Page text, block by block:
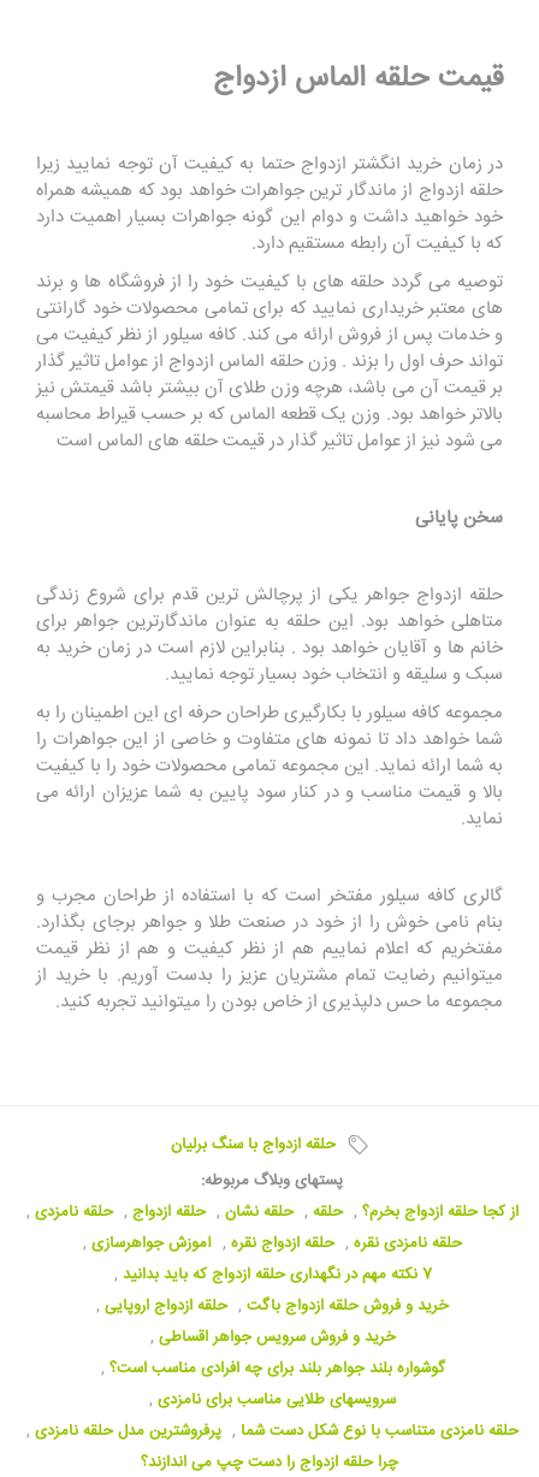
قیمت حلقه الماس ازدواج
در زمان خرید انگشتر ازدواج حتما به کیفیت آن توجه نمایید زیرا
حلقه ازدواج از ماندگار ترین جواهرات خواهد بود که همیشه همراه
خود خواهید داشت و دوام این گونه جواهرات بسیار اهمیت دارد
که با کیفیت آن رابطه مستقیم دارد.
توصیه می گردد حلقه های با کیفیت خود را از فروشگاه ها و برند
های معتبر خریداری نمایید که برای تمامی محصولات خود گارانتی
و خدمات پس از فروش ارائه می کند. کافه سیلور از نظر کیفیت می
تواند حرف اول را بزند . وزن حلقه الماس ازدواج از عوامل تاثیر گذار
بر قیمت آن می باشد، هرچه وزن طلای آن بیشتر باشد قیمتش نیز
بالاتر خواهد بود. وزن یک قطعه الماس که بر حسب قیراط محاسبه
می شود نیز از عوامل تاثیر گذار در قیمت حلقه های الماس است
سخن پایانی
حلقه ازدواج جواهر یکی از پرچالش ترین قدم برای شروع زندگی
متاهلی خواهد بود. این حلقه به عنوان ماندگارترین جواهر برای
خانم ها و آقایان خواهد بود . بنابراین لازم است در زمان خرید به
سبک و سلیقه و انتخاب خود بسیار توجه نمایید.
مجموعه کافه سیلور با بکارگیری طراحان حرفه ای این اطمینان را به
شما خواهد داد تا نمونه های متفاوت و خاصی از این جواهرات را
به شما ارائه نماید. این مجموعه تمامی محصولات خود را با کیفیت
بالا و قیمت مناسب و در کنار سود پایین به شما عزیزان ارائه می
نماید.
گالری کافه سیلور مفتخر است که با استفاده از طراحان مجرب و
بنام نامی خوش را از خود در صنعت طلا و جواهر برجای بگذارد.
مفتخریم که اعلام نماییم هم از نظر کیفیت و هم از نظر قیمت
میتوانیم رضایت تمام مشتریان عزیز را بدست آوریم. با خرید از
مجموعه ما حس دلپذیری از خاص بودن را میتوانید تجربه کنید.
حلقه ازدواج با سنگ برلیان
پستهای وبلاگ مربوطه:
از کجا حلقه ازدواج بخرم؟ , حلقه , حلقه نشان , حلقه ازدواج , حلقه نامزدی ,
حلقه نامزدی نقره , حلقه ازدواج نقره , آموزش جواهرسازی ,
7 نکته مهم در نگهداری حلقه ازدواج که باید بدانید
,
خرید و فروش حلقه ازدواج باگت , حلقه ازدواج اروپایی ,
خرید و فروش سرویس جواهر اقساطی ,
گوشواره بلند جواهر بلند برای چه افرادی مناسب است؟ ,
سرویسهای طلایی مناسب برای نامزدی ,
حلقه نامزدی متناسب با نوع شکل دست شما , پرفروشترین مدل حلقه نامزدی ,
چرا حلقه ازدواج را دست چپ می اندازند؟